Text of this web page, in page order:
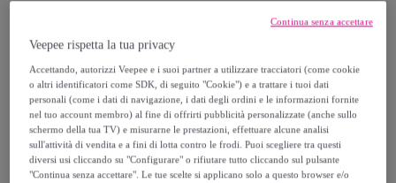
Veepee rispetta la tua privacy
Accettando, autorizzi Veepee e i suoi partner a utilizzare tracciatori (come cookie
o altri identificatori come SDK, di seguito "Cookie") e a trattare i tuoi dati
personali (come i dati di navigazione, i dati degli ordini e le informazioni fornite
nel tuo account membro) al fine di offrirti pubblicità personalizzate (anche sullo
schermo della tua TV) e misurarne le prestazioni, effettuare alcune analisi
sull'attività di vendita e a fini di lotta contro le frodi. Puoi scegliere tra questi
diversi usi cliccando su "Configurare" o rifiutare tutto cliccando sul pulsante
"Continua senza accettare". Le tue scelte si applicano solo a questo browser e/o
Continua senza accettare